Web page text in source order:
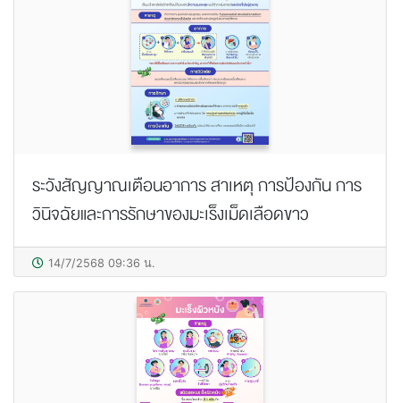
ระวังสัญญาณเตือนอาการ สาเหตุ การป้องกัน การ
วินิจฉัยและการรักษาของมะเร็งเม็ดเลือดขาว
14/7/2568 09:36 น.